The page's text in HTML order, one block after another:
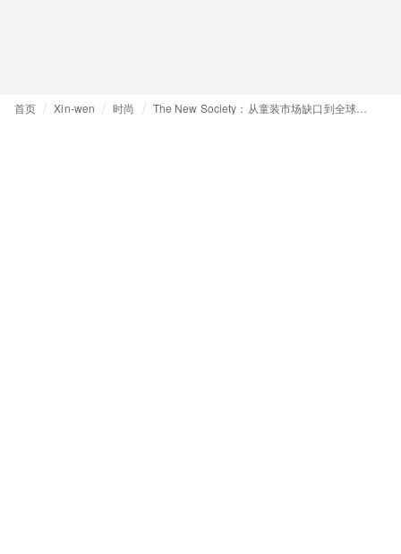
首页 Xin-wen 时尚 The New Society：从童装市场缺口到全球批发布局与自有零售路线图